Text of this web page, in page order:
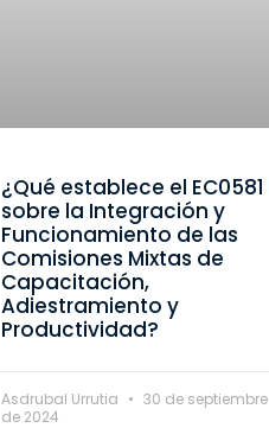
¿Qué establece el EC0581
sobre la Integración y
Funcionamiento de las
Comisiones Mixtas de
Capacitación,
Adiestramiento y
Productividad?
Asdrubal Urrutia
30 de septiembre
de 2024